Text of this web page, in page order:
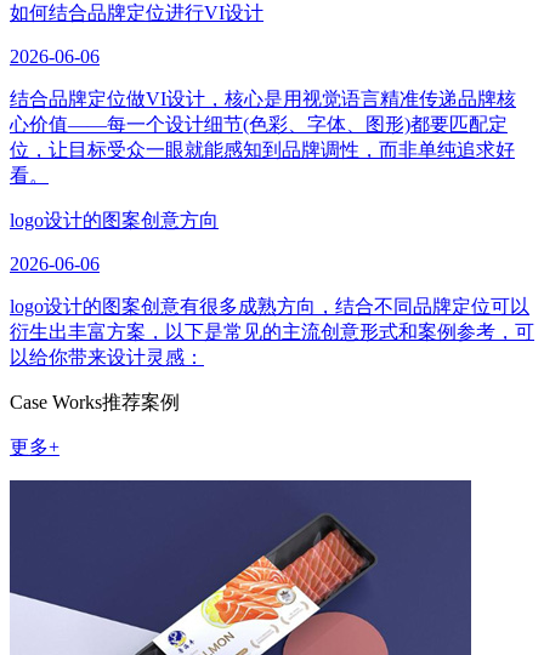
如何结合品牌定位进行VI设计
2026-06-06
结合品牌定位做VI设计，核心是用视觉语言精准传递品牌核
心价值——每一个设计细节(色彩、字体、图形)都要匹配定
位，让目标受众一眼就能感知到品牌调性，而非单纯追求好
看。
logo设计的图案创意方向
2026-06-06
logo设计的图案创意有很多成熟方向，结合不同品牌定位可以
衍生出丰富方案，以下是常见的主流创意形式和案例参考，可
以给你带来设计灵感：
Case Works推荐案例
更多+